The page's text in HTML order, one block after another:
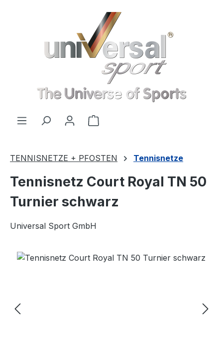
Warenkorb enthält 0
TENNISNETZE + PFOSTEN Tennisnetze
Tennisnetz Court Royal TN 50
Turnier schwarz
Universal Sport GmbH
Bildergalerie überspringen